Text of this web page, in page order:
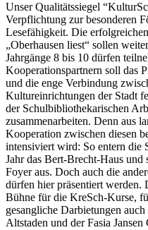
Unser Qualitätssiegel
Verpflichtung zur besonderen
Lesefähigkeit. Die
„Oberhausen liest“ sollen
Jahrgänge 8 bis 10 dürfen
Kooperationspartnern soll das
und die enge Verbindung
Kultureinrichtungen der Stadt
der Schulbibliothekarischen
zusammenarbeiten. Denn aus
Kooperation zwischen diesen
intensiviert wird: So entern die
Jahr das Bert-Brecht-Haus
Foyer aus. Doch auch die
dürfen hier präsentiert
Bühne für die KreSch-Kurse,
gesangliche Darbietungen
Altstaden und der Fasia Jansen